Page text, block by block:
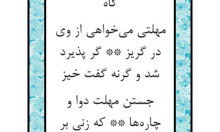
گاه
مهلتی می‌خواهی از وی
در گریز ** گر پذیرد
شد و گرنه گفت خیز
جستن مهلت دوا و
چاره‌ها ** که زنی بر